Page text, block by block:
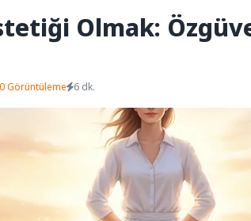
Olmak:
Görüntüleme 6 dk.